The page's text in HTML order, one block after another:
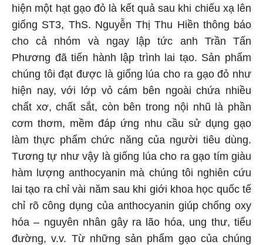
hiện một hạt gạo đỏ là kết quả sau khi chiếu xạ lên
giống ST3, ThS. Nguyễn Thị Thu Hiền thông báo
cho cả nhóm và ngay lập tức anh Trần Tấn
Phương đã tiến hành lập trình lai tạo. Sản phẩm
chúng tôi đạt được là giống lúa cho ra gạo đỏ như
hiện nay, với lớp vỏ cám bên ngoài chứa nhiều
chất xơ, chất sắt, còn bên trong nội nhũ là phần
cơm thơm, mềm đáp ứng nhu cầu sử dụng gạo
làm thực phẩm chức năng của người tiêu dùng.
Tương tự như vậy là giống lúa cho ra gạo tím giàu
hàm lượng anthocyanin mà chúng tôi nghiên cứu
lai tạo ra chỉ vài năm sau khi giới khoa học quốc tế
chỉ rõ công dụng của anthocyanin giúp chống oxy
hóa – nguyên nhân gây ra lão hóa, ung thư, tiểu
đường, v.v. Từ những sản phẩm gạo của chúng